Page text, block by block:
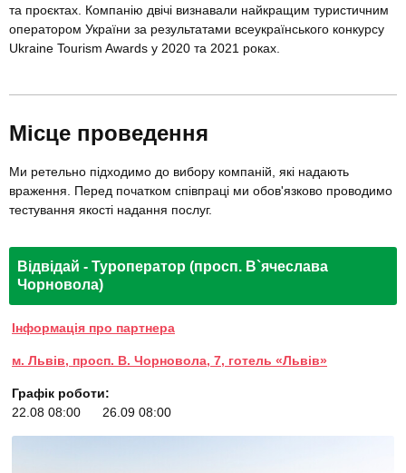
та проєктах. Компанію двічі визнавали найкращим туристичним
оператором України за результатами всеукраїнського конкурсу
Ukraine Tourism Awards у 2020 та 2021 роках.
Місце проведення
Ми ретельно підходимо до вибору компаній, які надають
враження. Перед початком співпраці ми обов'язково проводимо
тестування якості надання послуг.
Відвідай - Туроператор (просп. В`ячеслава
Чорновола)
Інформація про партнера
м. Львів, просп. В. Чорновола, 7, готель «Львів»
Графік роботи:
22.08 08:00
26.09 08:00